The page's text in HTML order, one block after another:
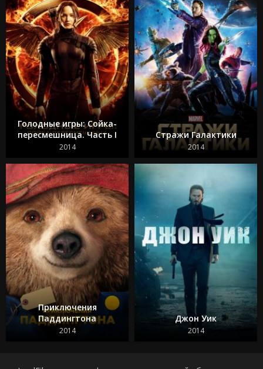
Голодные игры: Сойка-
пересмешница. Часть I
2014
Стражи Галактики
2014
Приключения
Паддингтона
2014
Джон Уик
2014